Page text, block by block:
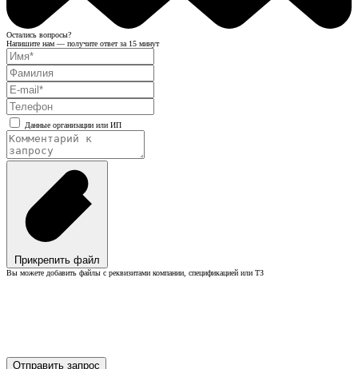
Остались вопросы?
Напишите нам — получите ответ за 15 минут
Данные организации или ИП
Прикрепить файл
Вы можете добавить файлы с реквизитами компании, спецификацией или ТЗ
Отправить запрос